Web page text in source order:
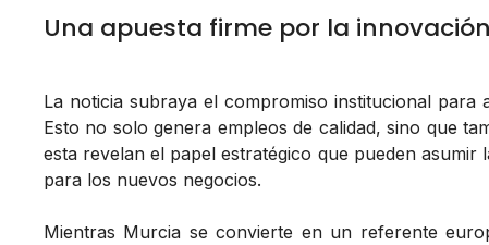
Una apuesta firme por la innovación
La noticia subraya el compromiso institucional
Esto no solo genera empleos de calidad, sino que
esta revelan el papel estratégico que pueden
para los nuevos negocios.
Mientras Murcia se convierte en un referente